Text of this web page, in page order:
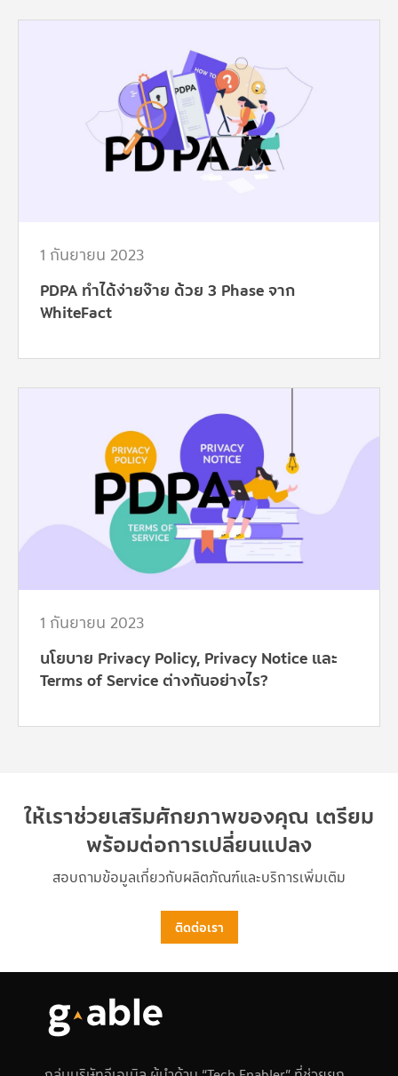
1 กันยายน 2023
PDPA ทำได้ง่ายง๊าย ด้วย 3 Phase จาก
WhiteFact
1 กันยายน 2023
นโยบาย Privacy Policy, Privacy Notice และ
Terms of Service ต่างกันอย่างไร?
ให้เราช่วยเสริมศักยภาพของคุณ เตรียม
พร้อมต่อการเปลี่ยนแปลง
สอบถามข้อมูลเกี่ยวกับผลิตภัณฑ์และบริการเพิ่มเติม
ติดต่อเรา